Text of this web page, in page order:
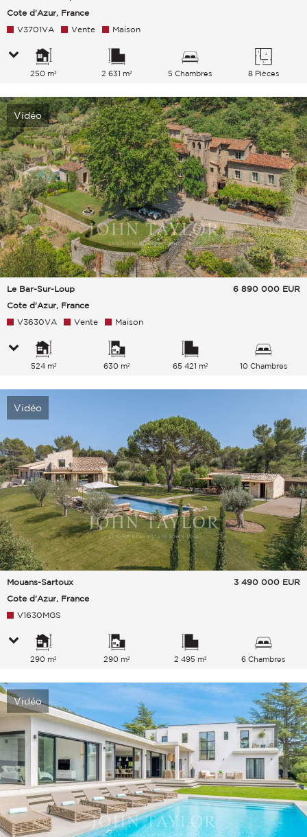
Cote d'Azur, France
V3701VA Vente Maison
250 m² 2 631 m² 5 Chambres 8 Pièces
Vidéo
Le Bar-Sur-Loup
Cote d'Azur, France
6 890 000 EUR
V3630VA Vente Maison
524 m² 630 m² 65 421 m² 10 Chambres
Vidéo
Mouans-Sartoux
Cote d'Azur, France
3 490 000 EUR
V1630MGS
290 m² 290 m² 2 495 m² 6 Chambres
Vidéo